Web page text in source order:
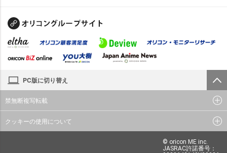
PC版に切り替え
禁無断複写転載
クッキーの使用について
© oricon ME inc.
JASRAC許諾番号：